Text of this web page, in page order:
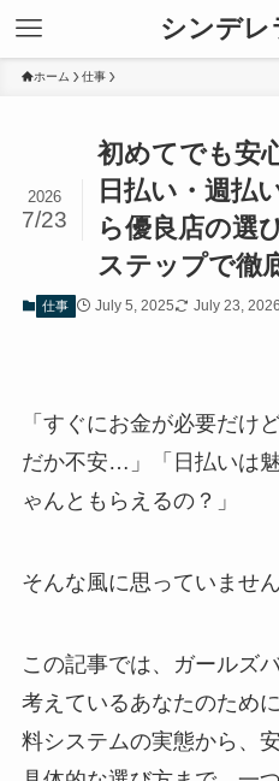
シンデレ
ホーム 仕事
初めてでも安
日払い・週払
ら優良店の選
ステップで徹
2026
7/23
仕事 July 5, 2025 July 23, 2026
「すぐにお金が必要だけ
だか不安…」「日払いは
ゃんともらえるの？」
そんな風に思っていません
この記事では、ガールズ
考えているあなたのため
料システムの実態から、